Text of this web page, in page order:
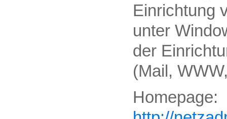
Einrichtung
unter
der
(Mail,
Homepage: